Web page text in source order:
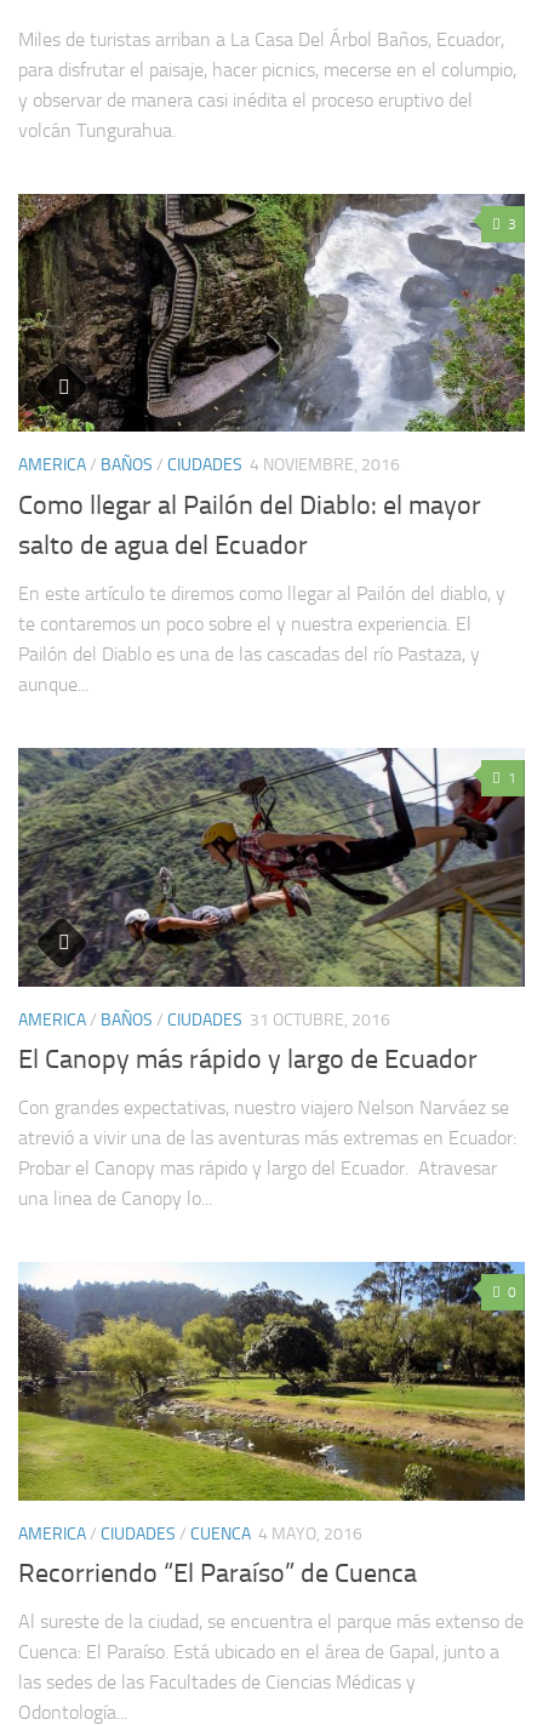
Miles de turistas arriban a La Casa Del Árbol Baños, Ecuador,
para disfrutar el paisaje, hacer picnics, mecerse en el columpio,
y observar de manera casi inédita el proceso eruptivo del
volcán Tungurahua.
3
AMERICA/ BAÑOS / CIUDADES 4 NOVIEMBRE, 2016
Como llegar al Pailón del Diablo: el mayor
salto de agua del Ecuador
En este artículo te diremos como llegar al Pailón del diablo, y
te contaremos un poco sobre el y nuestra experiencia. El
Pailón del Diablo es una de las cascadas del río Pastaza, y
aunque...
1
AMERICA/ BAÑOS / CIUDADES 31 OCTUBRE, 2016
El Canopy más rápido y largo de Ecuador
Con grandes expectativas, nuestro viajero Nelson Narváez se
atrevió a vivir una de las aventuras más extremas en Ecuador:
Probar el Canopy mas rápido y largo del Ecuador. Atravesar
una linea de Canopy lo...
0
AMERICA/ CIUDADES / CUENCA 4 MAYO, 2016
Recorriendo “El Paraíso” de Cuenca
Al sureste de la ciudad, se encuentra el parque más extenso de
Cuenca: El Paraíso. Está ubicado en el área de Gapal, junto a
las sedes de las Facultades de Ciencias Médicas y
Odontología...